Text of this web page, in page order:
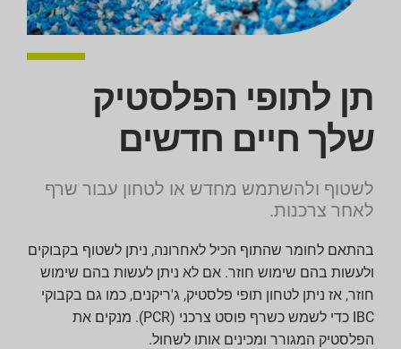
תן לתופי הפלסטיק
שלך חיים חדשים
לשטוף ולהשתמש מחדש או לטחון עבור שרף
לאחר צרכנות.
בהתאם לחומר שהתוף הכיל לאחרונה, ניתן לשטוף בקבוקים
ולעשות בהם שימוש חוזר. אם לא ניתן לעשות בהם שימוש
חוזר, אז ניתן לטחון תופי פלסטיק, ג'ריקנים, כמו גם בקבוקי
IBC כדי לשמש כשרף פוסט צרכני (PCR). מנקים את
הפלסטיק המגורר ומכינים אותו לשחול.